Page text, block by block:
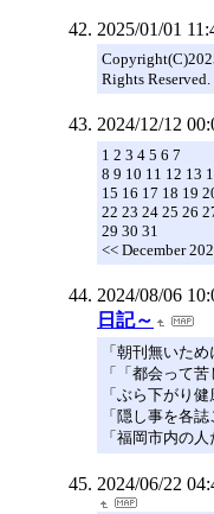
2025/01/01
Rights Reserved.
2024/12/12
1 2 3 4 5 6 7
8 9 10 11 12 13
15 16 17 18 19
22 23 24 25 26
29 30 31
<< December
2024/08/06
日記～
「朝刊無いた
「「都会って
「ぶら下がり
「隠し事を各
「福岡市内の
2024/06/22